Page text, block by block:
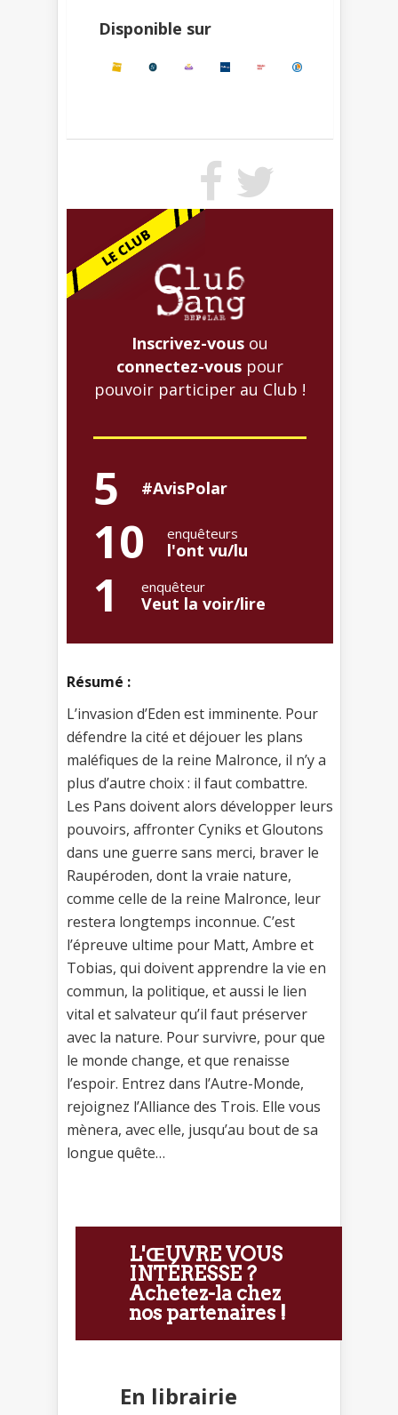
Disponible sur
Inscrivez-vous ou
connectez-vous pour
pouvoir participer au Club !
5 #AvisPolar
10 enquêteurs
l'ont vu/lu
1 enquêteur
Veut la voir/lire
Résumé :
L’invasion d’Eden est imminente. Pour
défendre la cité et déjouer les plans
maléfiques de la reine Malronce, il n’y a
plus d’autre choix : il faut combattre.
Les Pans doivent alors développer leurs
pouvoirs, affronter Cyniks et Gloutons
dans une guerre sans merci, braver le
Raupéroden, dont la vraie nature,
comme celle de la reine Malronce, leur
restera longtemps inconnue. C’est
l’épreuve ultime pour Matt, Ambre et
Tobias, qui doivent apprendre la vie en
commun, la politique, et aussi le lien
vital et salvateur qu’il faut préserver
avec la nature. Pour survivre, pour que
le monde change, et que renaisse
l’espoir. Entrez dans l’Autre-Monde,
rejoignez l’Alliance des Trois. Elle vous
mènera, avec elle, jusqu’au bout de sa
longue quête…
L'ŒUVRE VOUS
INTÉRESSE ?
Achetez-la chez
nos partenaires !
En librairie